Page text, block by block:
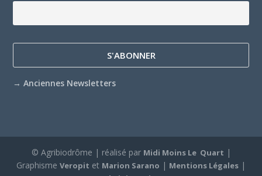
→Anciennes Newsletters
© Agribiodrôme | réalisé par Midi Moins Le Quart |
Graphisme Veropit et Marion Sarano | Mentions Légales |